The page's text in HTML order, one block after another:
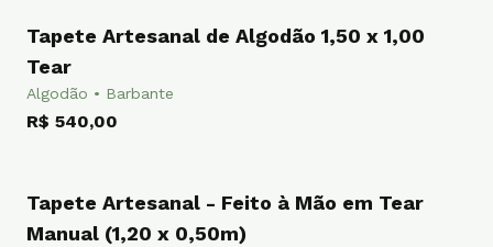
TAPETE
Tapete Artesanal de Algodão 1,50 x 1,00
Tear
Algodão • Barbante
R$ 540,00
TAPETE
Tapete Artesanal - Feito à Mão em Tear
Manual (1,20 x 0,50m)